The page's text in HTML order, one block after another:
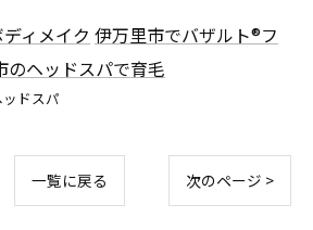
ィメイク 伊万里市でバザルト®フ
のヘッドスパで育毛
ッドスパ
一覧に戻る 次のページ >